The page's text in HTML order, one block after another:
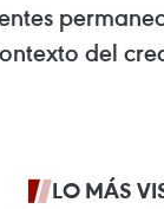
del
LO MÁS